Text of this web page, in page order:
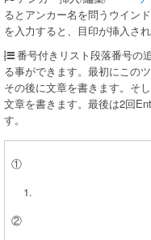
るとアンカー名を問うウイン
を入力すると、目印が挿入され
番号付きリスト 段落番号の
る事ができます。最初にこの
その後に文章を書きます。そ
文章を書きます。最後は2回
す。
①
②